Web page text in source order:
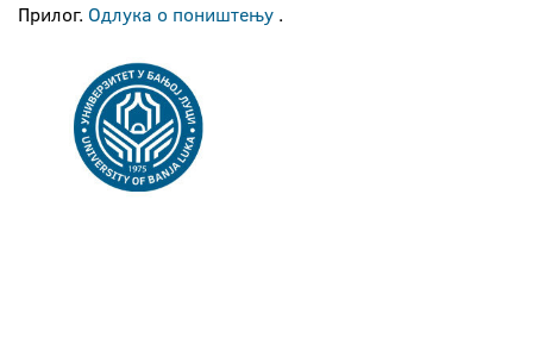
Прилог. Одлука о поништењу .